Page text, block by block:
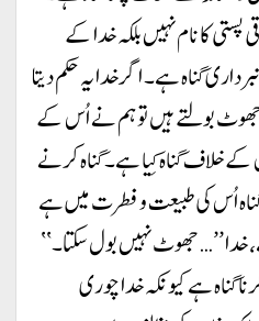
پستی کا نام نہیں بلکہ خدا کے
گناہ ہے۔ اگر خدا یہ حکم دیتا
بولتے ہیں تو ہم نے اُس کے
خلاف گناہ کِیا ہے۔ گناہ کرنے
اُس کی طبیعت و فطرت میں ہے
خدا ’’… جھوٹ نہیں بول سکتا۔‘‘
گناہ ہے کیونکہ خدا چوری